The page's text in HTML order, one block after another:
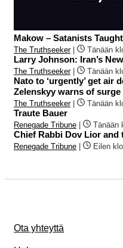
Makow – Satanists
The Truthseeker| Tänään
Larry Johnson: Iran’s
The Truthseeker| Tänään
Nato to ‘urgently’ get air
Zelenskyy warns of
The Truthseeker| Tänään
Traute Bauer
Renegade Tribune Tänään
Chief Rabbi Dov Lior and
Renegade Tribune Eilen
Ota yhteyttä